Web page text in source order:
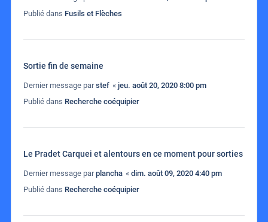
Publié dans Fusils et Flèches
Sortie fin de semaine
Dernier message parstef « jeu. août 20, 2020 8:00 pm
Publié dans Recherche coéquipier
Le Pradet Carquei et alentours en ce moment pour sorties
Dernier message parplancha « dim. août 09, 2020 4:40 pm
Publié dans Recherche coéquipier